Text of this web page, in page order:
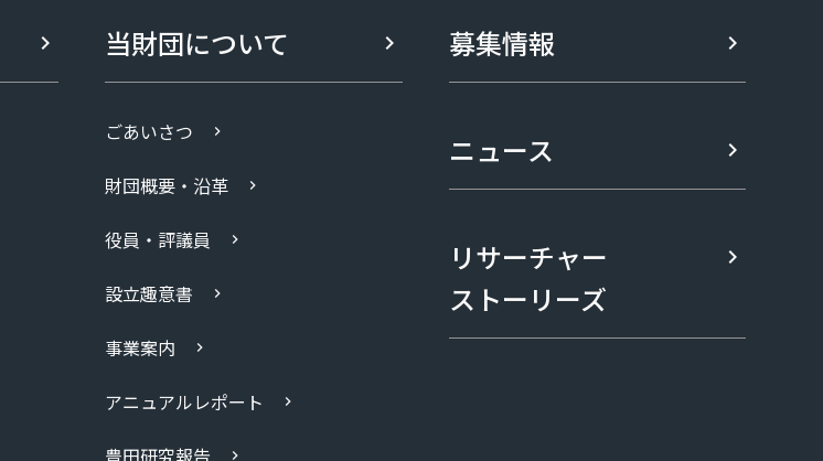
当財団について
ごあいさつ
財団概要・沿革
役員・評議員
設立趣意書
事業案内
アニュアルレポート
豊田研究報告
募集情報
ニュース
リサーチャー
ストーリーズ